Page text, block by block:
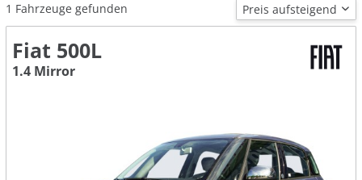
1 Fahrzeuge gefunden
Fiat 500L
1.4 Mirror